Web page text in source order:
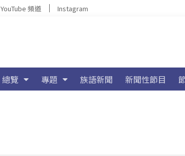
YouTube 頻道 Instagram
總覽 專題 族語新聞 新聞性節目